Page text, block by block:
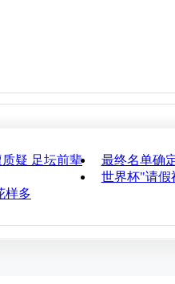
疑 足坛前辈
最终名单确
世界杯"请假
样多